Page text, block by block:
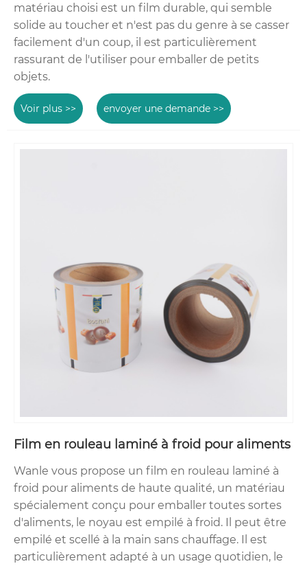
matériau choisi est un film durable, qui semble
solide au toucher et n'est pas du genre à se casser
facilement d'un coup, il est particulièrement
rassurant de l'utiliser pour emballer de petits
objets.
Voir plus >> envoyer une demande >>
Film en rouleau laminé à froid pour aliments
Wanle vous propose un film en rouleau laminé à
froid pour aliments de haute qualité, un matériau
spécialement conçu pour emballer toutes sortes
d'aliments, le noyau est empilé à froid. Il peut être
empilé et scellé à la main sans chauffage. Il est
particulièrement adapté à un usage quotidien, le